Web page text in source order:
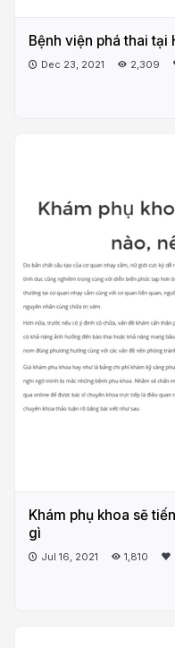
Bệnh viện phá thai tại
Dec 23, 2021 2,309
Khám phụ khoa sẽ
gì
Jul 16, 2021 1,810